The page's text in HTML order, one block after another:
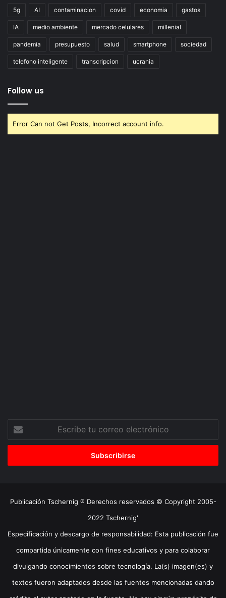
5g AI contaminacion covid economia gastos
IA medio ambiente mercado celulares millenial
pandemia presupuesto salud smartphone sociedad
telefono inteligente transcripcion ucrania
Follow us
Error Can not Get Posts, Incorrect account info.
correo
Publicación Tschernig ® Derechos reservados © Copyright 2005-
2022 Tschernig'
Especificación y descargo de responsabilidad: Esta publicación fue
compartida únicamente con fines educativos y para colaborar
divulgando conocimientos sobre tecnología. La(s) imagen(es) y
textos fueron adaptados desde las fuentes mencionadas dando